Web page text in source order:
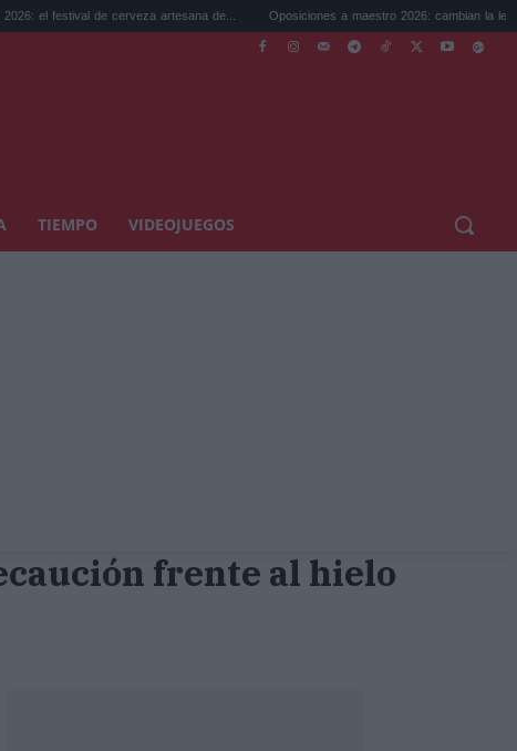
de cerveza artesana de... Oposiciones a maestro 2026: cambian la legislación...
TIEMPO VIDEOJUEGOS
frente al hielo